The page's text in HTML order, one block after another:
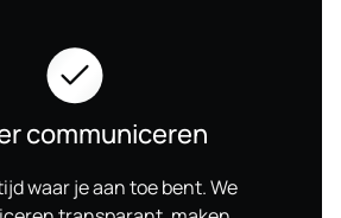
communiceren
waar je aan toe bent. We